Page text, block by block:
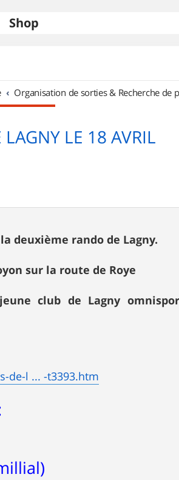
Shop
Organisation de sorties & Recherche de
LE 18 AVRIL
deuxième rando de Lagny.
sur la route de Roye
club de Lagny
de-l ... -t3393.htm